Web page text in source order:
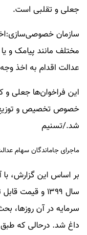
جعلی و تقلبی است.
سازمان
مختلف مانند پیامک و
عدالت اقدام به اخذ
این فراخوان‌ها جعلی و
خصوص تخصیص و توزیع
شد./تسنیم
ماجرای جاماندگان سهام
بر اساس این گزارش،
سال ۱۳۹۹ و
سرمایه در آن روزها،